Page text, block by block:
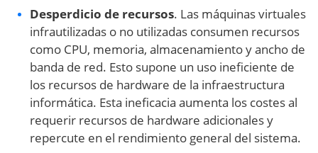
Desperdicio de recursos. Las máquinas virtuales
infrautilizadas o no utilizadas consumen recursos
como CPU, memoria, almacenamiento y ancho de
banda de red. Esto supone un uso ineficiente de
los recursos de hardware de la infraestructura
informática. Esta ineficacia aumenta los costes al
requerir recursos de hardware adicionales y
repercute en el rendimiento general del sistema.